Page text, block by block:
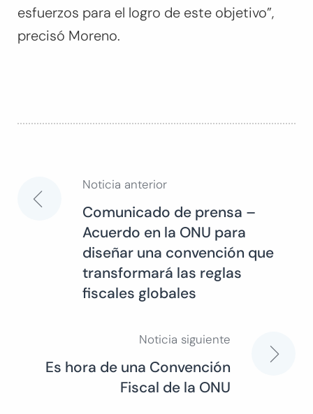
esfuerzos para el logro de este objetivo”,
precisó Moreno.
Navegación
entradas
Noticia anterior
Comunicado de prensa –
Acuerdo en la ONU para
diseñar una convención que
transformará las reglas
fiscales globales
Noticia siguiente
Es hora de una Convención
Fiscal de la ONU